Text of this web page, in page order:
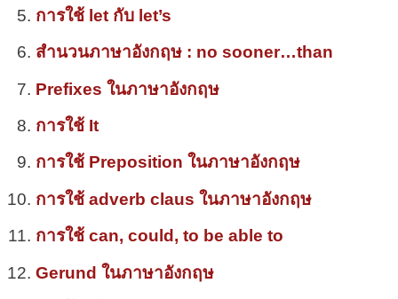
การใช้ let กับ let’s
สำนวนภาษาอังกฤษ : no sooner…than
Prefixes ในภาษาอังกฤษ
การใช้ It
การใช้ Preposition ในภาษาอังกฤษ
การใช้ adverb claus ในภาษาอังกฤษ
การใช้ can, could, to be able to
Gerund ในภาษาอังกฤษ